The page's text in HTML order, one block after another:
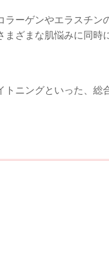
ーゲンやエラスチン
ざまな肌悩みに同時
ニングといった、